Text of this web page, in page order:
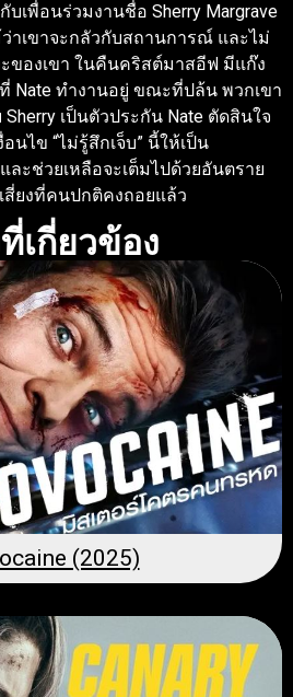
บเพื่อนร่วมงานชื่อ Sherry Margrave
าเขาจะกลัวกับสถานการณ์ และไม่
ะของเขา ในคืนคริสต์มาสอีฟ มีแก๊ง
Nate ทำงานอยู่ ขณะที่ปล้น พวกเขา
เป็นตัวประกัน Nate ตัดสินใจ
นไข “ไม่รู้สึกเจ็บ” นี้ให้เป็น
ะช่วยเหลือจะเต็มไปด้วยอันตราย
สี่ยงที่คนปกติคงถอยแล้ว
เกี่ยวข้อง
(2025)